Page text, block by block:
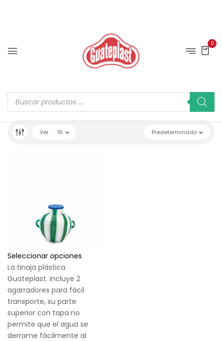
0
Predeterminado
Ver 16
Seleccionar opciones
La tinaja plástica
Guateplast. Incluye 2
agarradores para fácil
transporte, su parte
superior con tapa no
permite que el agua se
derrame fácilmente al